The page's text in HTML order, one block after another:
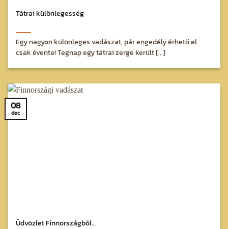
Tátrai különlegesség
Egy nagyon különleges vadászat, pár engedély érhető el
csak évente! Tegnap egy tátrai zerge került [...]
Üdvözlet Finnországból…
08
dec